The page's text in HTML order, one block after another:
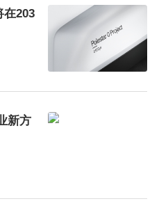
驾开回家吧!
在203
新方